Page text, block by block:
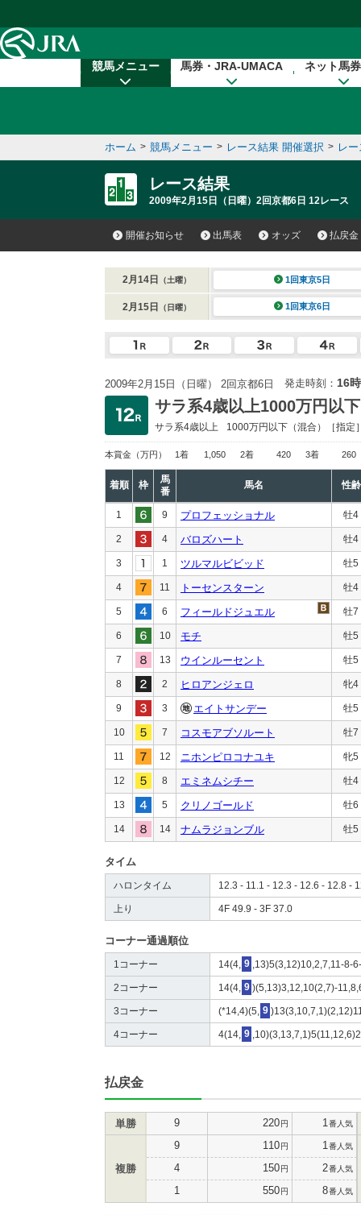
競馬メニュー 馬券・JRA-UMACA ネット馬
ホーム > 競馬メニュー > レース結果 開催選択 > レ
レース結果
2009年2月15日（日曜）2回京都6日 12レース
開催お知らせ 出馬表 オッズ 払戻金
2月14日 （土曜） 1回東京5日
2月15日 （日曜） 1回東京6日
2009年2月15日（日曜） 2回京都6日 発走時刻： 16
サラ系4歳以上1000万円以下
サラ系4歳以上 1000万円以下 （混合）［指定
本賞金 （万円） 1着 1,050 2着 420 3着 260
着順 枠
馬
番
馬名 性齢
1 9 プロフェッショナル 牡4
2 4 バロズハート 牡4
3 1 ツルマルビビッド 牡5
4 11 トーセンスターン 牡4
5 6 フィールドジュエル 牡7
6 10 モチ 牡5
7 13 ウインルーセント 牡5
8 2 ヒロアンジェロ 牝4
9 3 エイトサンデー 牡5
10 7 コスモアブソルート 牡7
11 12 ニホンピロコナユキ 牝5
12 8 エミネムシチー 牡4
13 5 クリノゴールド 牡6
14 14 ナムラジョンブル 牡5
タイム
ハロンタイム 12.3 - 11.1 - 12.3 - 12.6 - 12.8 -
上り 4F 49.9 - 3F 37.0
コーナー通過順位
1コーナー 14(4, 9 ,13)5(3,12)10,2,7,11-8-
2コーナー 14(4, 9 )(5,13)3,12,10(2,7)-
3コーナー (*14,4)(5, 9
4コーナー 4(14, 9
払戻金
単勝 9 220円 1 番人気
複勝
9 110円 1 番人気
4 150円 2番人気
1 550円 8番人気